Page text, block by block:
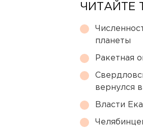
ЧИТАЙТЕ
планеты
Ракетная
вернулся
Власти